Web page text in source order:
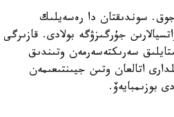
جوق. سوندىقتان دا رەسەيلىك
جۇرگىزۋگە بولادى. قازىرگى
جۇمىس ىستەپ جاتىرمىز جانە 2019 -جىلى قىتايلىق سەرىكتەسەرمەن وتىندىق
شىعاراتىن زاۋىت قۇرىلىسى اياقتالادى. ال 2019-2020 -جىلدارى اتالعان وتىن جيىنتىعىمەن